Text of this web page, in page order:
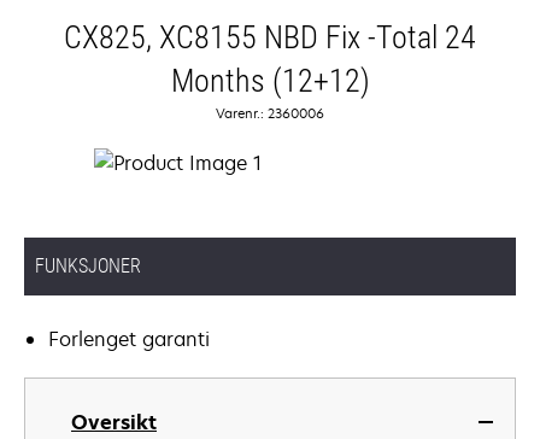
CX825, XC8155 NBD Fix -Total 24
Months (12+12)
Varenr.: 2360006
FUNKSJONER
Forlenget garanti
Oversikt